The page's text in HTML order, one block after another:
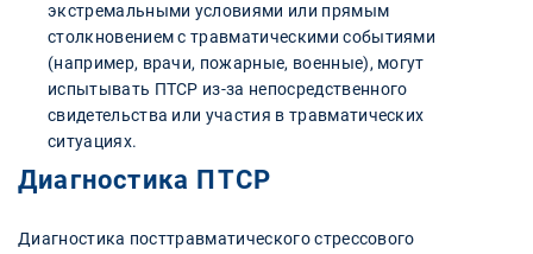
экстремальными условиями или прямым
столкновением с травматическими событиями
(например, врачи, пожарные, военные), могут
испытывать ПТСР из-за непосредственного
свидетельства или участия в травматических
ситуациях.
Диагностика ПТСР
Диагностика посттравматического стрессового